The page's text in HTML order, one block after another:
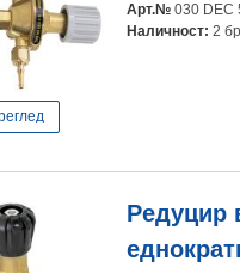
Арт.№ 030 DEC
Наличност: 2 бр
Редуцир